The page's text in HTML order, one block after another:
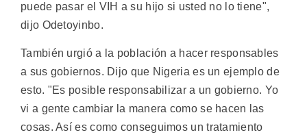
puede pasar el VIH a su hijo si usted no lo tiene",
dijo Odetoyinbo.
También urgió a la población a hacer responsables
a sus gobiernos. Dijo que Nigeria es un ejemplo de
esto. "Es posible responsabilizar a un gobierno. Yo
vi a gente cambiar la manera como se hacen las
cosas. Así es como conseguimos un tratamiento